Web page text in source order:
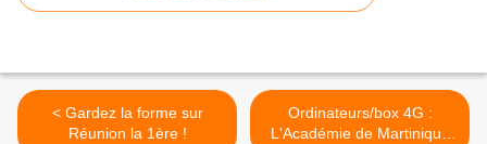
< Gardez la forme sur
Réunion la 1ère !
Ordinateurs/box 4G :
L'Académie de Martinique